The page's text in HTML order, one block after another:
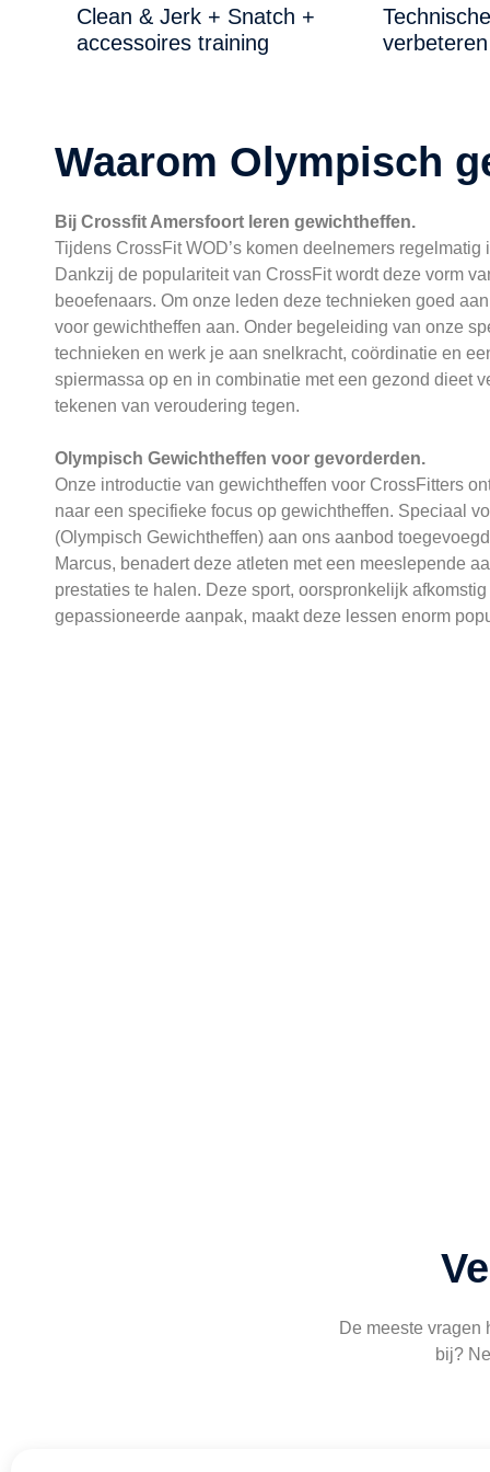
Clean & Jerk + Snatch +
accessoires training
verbeteren
Waarom Olympisch
Bij Crossfit Amersfoort leren gewichtheffen.
Tijdens CrossFit WOD’s komen deelnemers
Dankzij de populariteit van CrossFit wordt deze vorm
beoefenaars. Om onze leden deze technieken goed
voor gewichtheffen aan. Onder begeleiding van onze
technieken en werk je aan snelkracht, coördinatie en
spiermassa op en in combinatie met een gezond dieet
tekenen van veroudering tegen.
Olympisch Gewichtheffen voor gevorderden.
Onze introductie van gewichtheffen voor CrossFitters
naar een specifieke focus op gewichtheffen. Speciaal
(Olympisch Gewichtheffen) aan ons aanbod
Marcus, benadert deze atleten met een meeslepende
prestaties te halen. Deze sport, oorspronkelijk
gepassioneerde aanpak, maakt deze lessen enorm
De meeste vragen
bij?